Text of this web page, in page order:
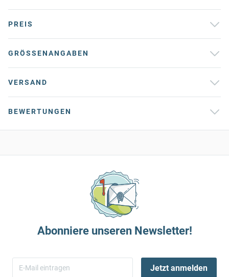
PREIS
GRÖSSENANGABEN
VERSAND
BEWERTUNGEN
Abonniere unseren Newsletter!
Jetzt anmelden